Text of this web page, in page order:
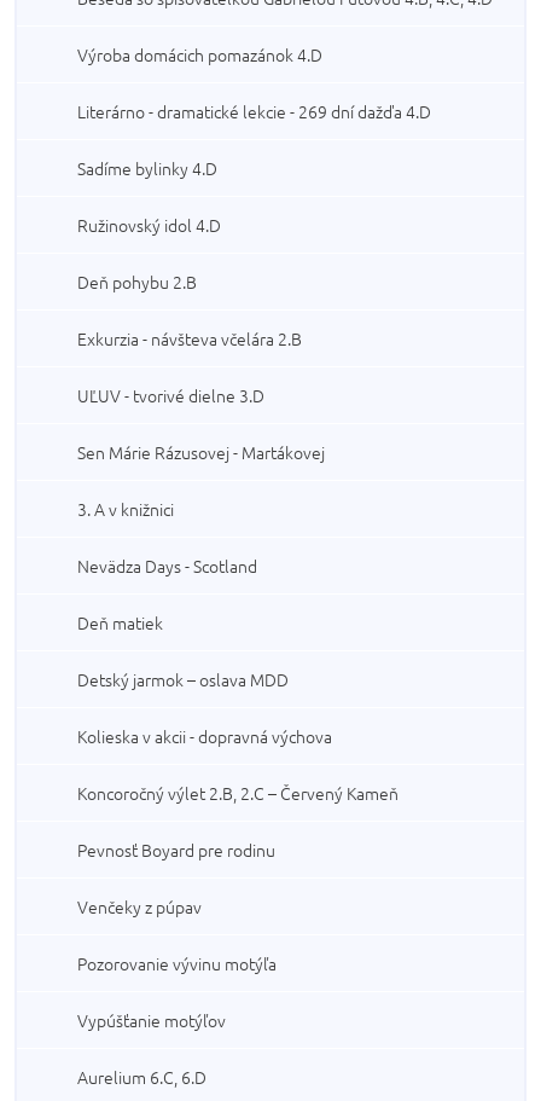
Výroba domácich pomazánok 4.D
Literárno - dramatické lekcie - 269 dní dažďa 4.D
Sadíme bylinky 4.D
Ružinovský idol 4.D
Deň pohybu 2.B
Exkurzia - návšteva včelára 2.B
UĽUV - tvorivé dielne 3.D
Sen Márie Rázusovej - Martákovej
3. A v knižnici
Nevädza Days - Scotland
Deň matiek
Detský jarmok – oslava MDD
Kolieska v akcii - dopravná výchova
Koncoročný výlet 2.B, 2.C – Červený Kameň
Pevnosť Boyard pre rodinu
Venčeky z púpav
Pozorovanie vývinu motýľa
Vypúšťanie motýľov
Aurelium 6.C, 6.D